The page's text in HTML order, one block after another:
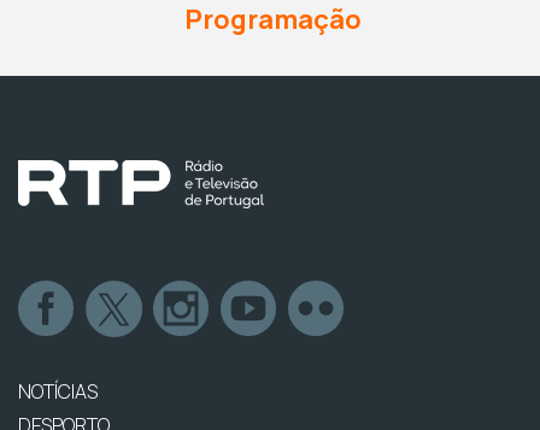
Programação
NOTÍCIAS